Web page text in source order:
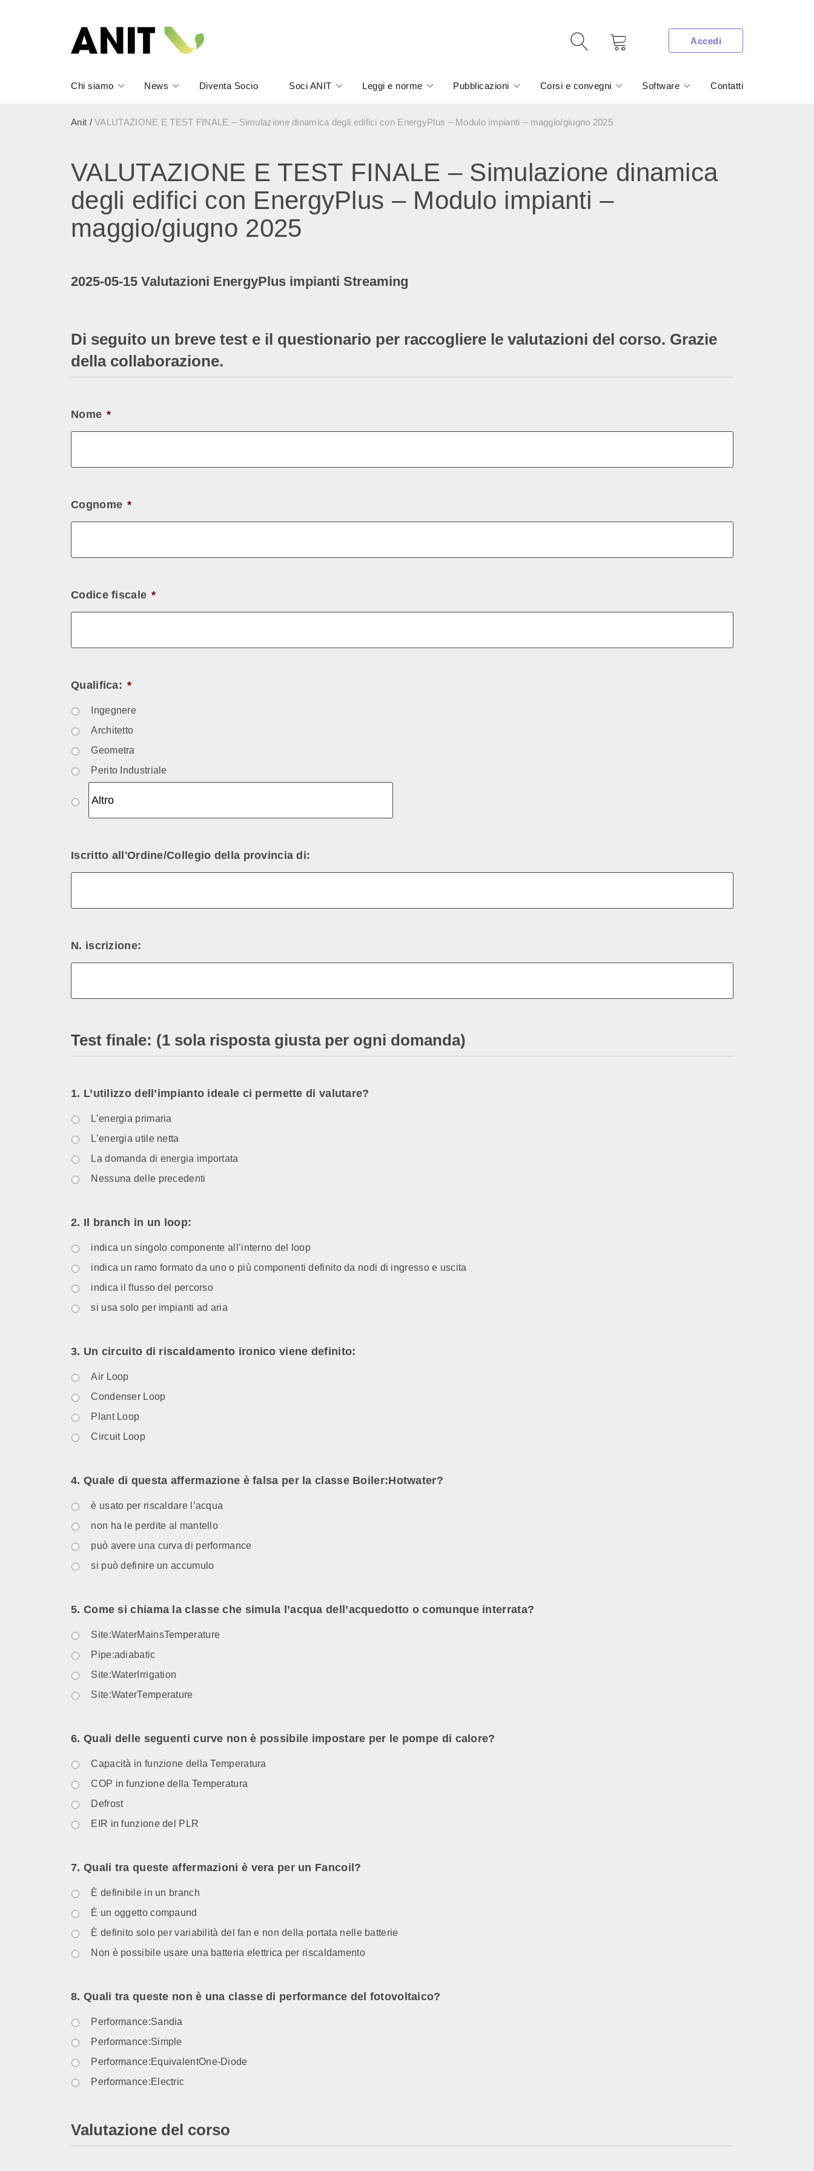
Accedi
Chi siamo News Diventa Socio Soci ANIT Leggi e norme Pubblicazioni Corsi e convegni Software Contatti
Anit /VALUTAZIONE E TEST FINALE – Simulazione dinamica degli edifici con EnergyPlus – Modulo impianti – maggio/giugno 2025
VALUTAZIONE E TEST FINALE – Simulazione dinamica
degli edifici con EnergyPlus – Modulo impianti –
maggio/giugno 2025
2025-05-15 Valutazioni EnergyPlus impianti Streaming
Di seguito un breve test e il questionario per raccogliere le valutazioni del corso. Grazie
della collaborazione.
Nome *
Cognome *
Codice fiscale *
Qualifica: *
Ingegnere
Architetto
Geometra
Perito Industriale
Iscritto all'Ordine/Collegio della provincia di:
N. iscrizione:
Test finale: (1 sola risposta giusta per ogni domanda)
1. L’utilizzo dell’impianto ideale ci permette di valutare?
L’energia primaria
L’energia utile netta
La domanda di energia importata
Nessuna delle precedenti
2. Il branch in un loop:
indica un singolo componente all’interno del loop
indica un ramo formato da uno o più componenti definito da nodi di ingresso e uscita
indica il flusso del percorso
si usa solo per impianti ad aria
3. Un circuito di riscaldamento ironico viene definito:
Air Loop
Condenser Loop
Plant Loop
Circuit Loop
4. Quale di questa affermazione è falsa per la classe Boiler:Hotwater?
è usato per riscaldare l’acqua
non ha le perdite al mantello
può avere una curva di performance
si può definire un accumulo
5. Come si chiama la classe che simula l’acqua dell’acquedotto o comunque interrata?
Site:WaterMainsTemperature
Pipe:adiabatic
Site:WaterIrrigation
Site:WaterTemperature
6. Quali delle seguenti curve non è possibile impostare per le pompe di calore?
Capacità in funzione della Temperatura
COP in funzione della Temperatura
Defrost
EIR in funzione del PLR
7. Quali tra queste affermazioni è vera per un Fancoil?
È definibile in un branch
È un oggetto compaund
È definito solo per variabilità del fan e non della portata nelle batterie
Non è possibile usare una batteria elettrica per riscaldamento
8. Quali tra queste non è una classe di performance del fotovoltaico?
Performance:Sandia
Performance:Simple
Performance:EquivalentOne-Diode
Performance:Electric
Valutazione del corso